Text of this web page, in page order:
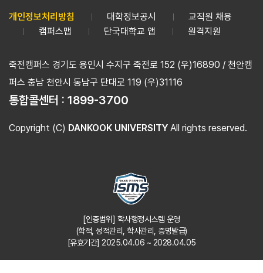
개인정보처리방침 대학정보공시
교직원 채용
캠퍼스맵
단국대학교 앱 원격지원
죽전캠퍼스 경기도 용인시 수지구 죽전로 152 (우)16890 / 천안캠
퍼스 충남 천안시 동남구 단대로 119 (우)31116
통합콜센터 : 1899-3700
Copyright (C) DANKOOK UNIVERSITY All rights reserved.
[인증범위] 학사행정시스템 운영
(학적, 성적관리, 학사관리, 증명발급)
[유효기간] 2025.04.06 ~ 2028.04.05